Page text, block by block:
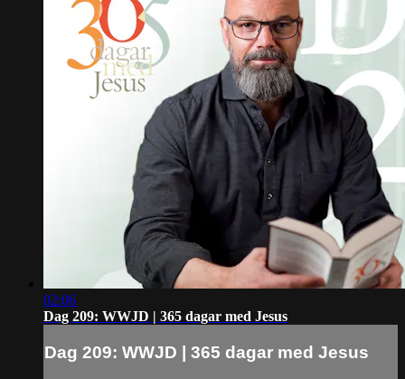
02:06
Dag 209: WWJD | 365 dagar med Jesus
Dag 209: WWJD | 365 dagar med Jesus